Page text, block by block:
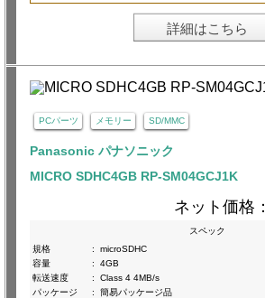
詳細はこちら
PCパーツ メモリー SD/MMC
Panasonic パナソニック
MICRO SDHC4GB RP-SM04GCJ1K
ネット価格：
スペック
規格
:
microSDHC
容量
:
4GB
転送速度
:
Class 4 4MB/s
パッケージ
:
簡易パッケージ品